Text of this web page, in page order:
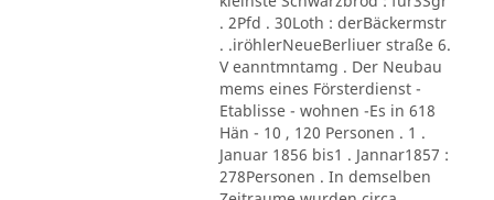
. 2Pfd . 30Loth : derBäckermstr
. .iröhlerNeueBerliuer straße 6.
V eanntmntamg . Der Neubau
mems eines Försterdienst -
Etablisse - wohnen -Es in 618
Hän - 10 , 120 Personen . 1 .
Januar 1856 bis1 . Jannar1857 :
278Personen . In demselben